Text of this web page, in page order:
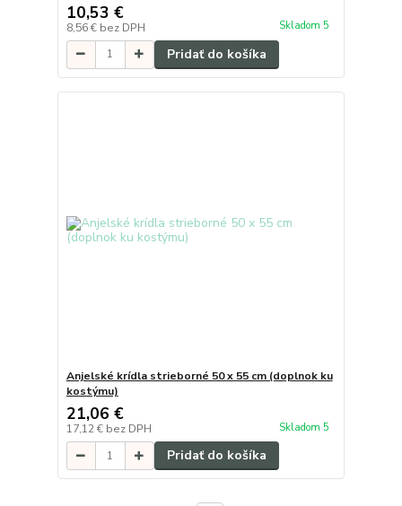
10,53 €
8,56 € bez DPH Skladom 5
Pridať do košíka
Anjelské krídla strieborné 50 x 55 cm (doplnok ku
kostýmu)
21,06 €
17,12 € bez DPH Skladom 5
Pridať do košíka